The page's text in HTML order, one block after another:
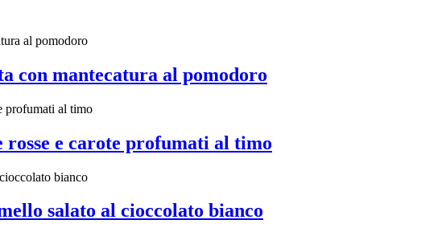
con mantecatura al pomodoro
e carote profumati al timo
salato al cioccolato bianco